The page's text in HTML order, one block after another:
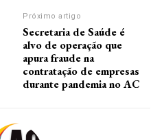
Próximo artigo
Secretaria de Saúde é
alvo de operação que
apura fraude na
contratação de empresas
durante pandemia no AC